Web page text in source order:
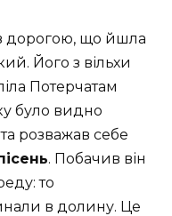
дорогою, що йшла
Його з вільхи
Потерчатам
було видно
розважав себе
. Побачив він
то
в долину. Це